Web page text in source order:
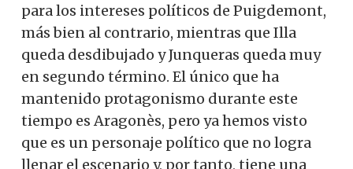
para los intereses políticos de Puigdemont,
más bien al contrario, mientras que Illa
queda desdibujado y Junqueras queda muy
en segundo término. El único que ha
mantenido protagonismo durante este
tiempo es Aragonès, pero ya hemos visto
que es un personaje político que no logra
llenar el escenario y, por tanto, tiene una